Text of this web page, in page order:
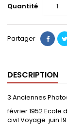
Quantité
Partager
DESCRIPTION
3 Anciennes
février 1952 Ecole
civil Voyage juin